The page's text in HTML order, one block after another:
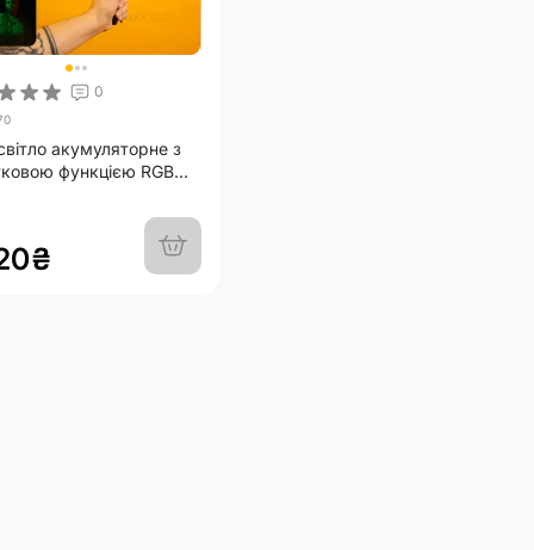
0
акумуляторне з
функцією RGB
+ настільна